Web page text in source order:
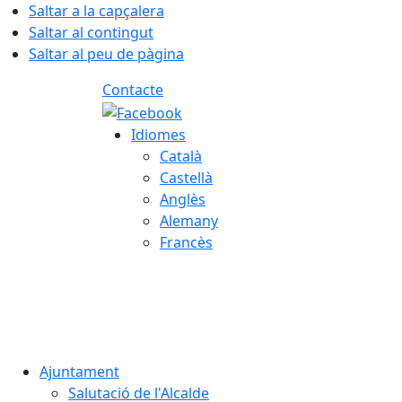
Saltar a la capçalera
Saltar al contingut
Saltar al peu de pàgina
Contacte
Idiomes
Català
Castellà
Anglès
Alemany
Francès
Ajuntament
Salutació de l'Alcalde